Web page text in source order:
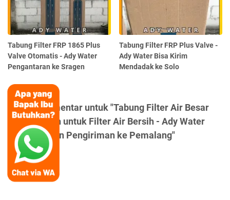
Tabung Filter FRP 1865 Plus
Valve Otomatis - Ady Water
Pengantaran ke Sragen
Tabung Filter FRP Plus Valve -
Ady Water Bisa Kirim
Mendadak ke Solo
Posting Komentar untuk "Tabung Filter Air Besar
Fiber 10 Inch untuk Filter Air Bersih - Ady Water
Menyediakan Pengiriman ke Pemalang"